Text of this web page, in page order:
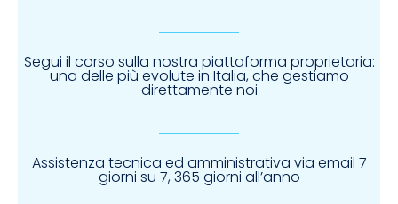
Segui il corso sulla nostra piattaforma proprietaria:
una delle più evolute in Italia, che gestiamo
direttamente noi
Assistenza tecnica ed amministrativa via email 7
giorni su 7, 365 giorni all’anno